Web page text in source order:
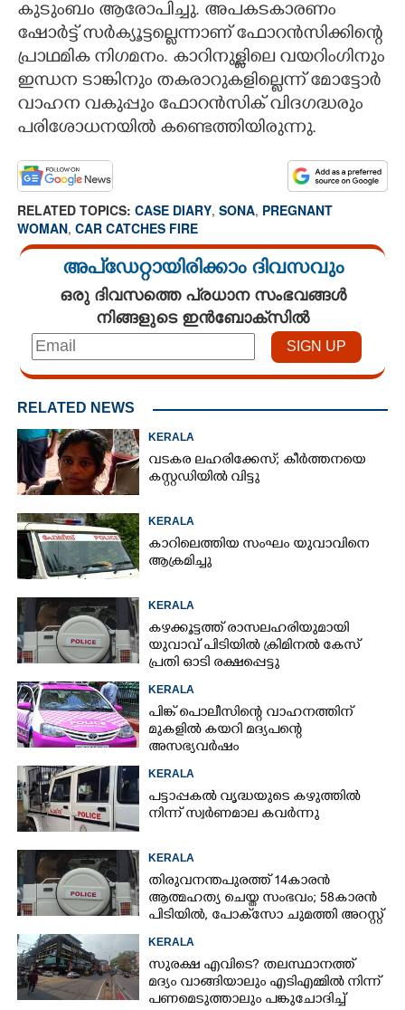
കുടുംബം ആരോപിച്ചു. അപകടകാരണം
ഷോർട്ട് സർക്യൂട്ടല്ലെന്നാണ് ഫോറൻസിക്കിന്റെ
പ്രാഥമിക നിഗമനം. കാറിനുള്ളിലെ വയറിംഗിനും
ഇന്ധന ടാങ്കിനും തകരാറുകളില്ലെന്ന് മോട്ടോർ
വാഹന വകുപ്പും ഫോറൻസിക് വിദഗദ്ധരും
പരിശോധനയിൽ കണ്ടെത്തിയിരുന്നു.
RELATED TOPICS: CASE DIARY, SONA, PREGNANT
WOMAN, CAR CATCHES FIRE
അപ്ഡേറ്റായിരിക്കാം ദിവസവും
ഒരു ദിവസത്തെ പ്രധാന സംഭവങ്ങൾ
നിങ്ങളുടെ ഇൻബോക്സിൽ
RELATED NEWS
KERALA
വടകര ലഹരിക്കേസ്; കീർത്തനയെ
കസ്റ്റഡിയിൽ വിട്ടു
KERALA
കാറിലെത്തിയ സംഘം യുവാവിനെ
ആക്രമിച്ചു
KERALA
കഴക്കൂട്ടത്ത് രാസലഹരിയുമായി
യുവാവ് പിടിയിൽ ക്രിമിനൽ കേസ്
പ്രതി ഓടി രക്ഷപ്പെട്ടു
KERALA
പിങ്ക് പൊലീസിന്റെ വാഹനത്തിന്
മുകളിൽ കയറി മദ്യപന്റെ
അസഭ്യവ‌ർഷം
KERALA
പട്ടാപ്പകൽ വൃദ്ധയുടെ കഴുത്തിൽ
നിന്ന് സ്വർണമാല കവർന്നു
KERALA
തിരുവനന്തപുരത്ത് 14കാരൻ
ആത്മഹത്യ ചെയ്ത സംഭവം; 58കാരൻ
പിടിയിൽ, പോക്‌സോ ചുമത്തി അറസ്റ്റ്
KERALA
സുരക്ഷ എവിടെ?​ തലസ്ഥാനത്ത്
മദ്യം വാങ്ങിയാലും എടിഎമ്മിൽ നിന്ന്
പണമെടുത്താലും പങ്കുചോദിച്ച്